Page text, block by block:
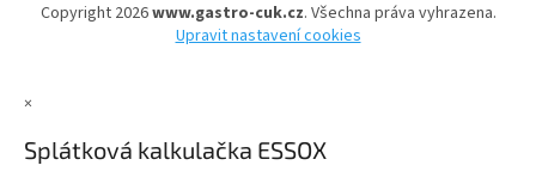
Copyright 2026www.gastro-cuk.cz. Všechna práva vyhrazena.
Upravit nastavení cookies
×
Splátková kalkulačka ESSOX